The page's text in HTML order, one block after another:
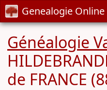
Genealogie Online
Généalogie
de FRANCE